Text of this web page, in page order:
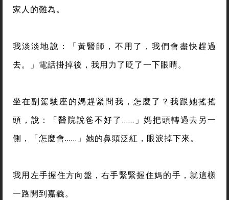
家人的難為。
我淡淡地說：「黃醫師，不用了，我們會盡快趕過
去。」電話掛掉後，我用力了眨了一下眼睛。
坐在副駕駛座的媽趕緊問我，怎麼了？我跟她搖搖
頭，說：「醫院說爸不好了……」媽把頭轉過去另一
側，「怎麼會……」她的鼻頭泛紅，眼淚掉下來。
我用左手握住方向盤，右手緊緊握住媽的手，就這樣
一路開到嘉義。